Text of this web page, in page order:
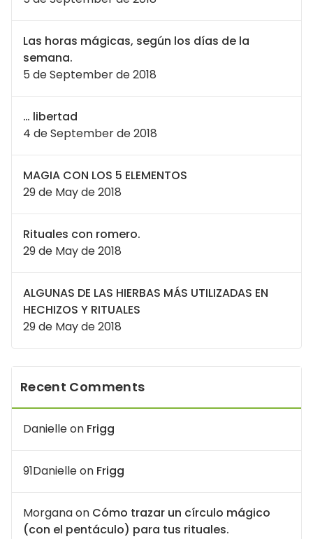
Las horas mágicas, según los días de la
semana.
5 de September de 2018
… libertad
4 de September de 2018
MAGIA CON LOS 5 ELEMENTOS
29 de May de 2018
Rituales con romero.
29 de May de 2018
ALGUNAS DE LAS HIERBAS MÁS UTILIZADAS EN
HECHIZOS Y RITUALES
29 de May de 2018
Recent Comments
Danielleon Frigg
91Danielleon Frigg
Morganaon Cómo trazar un círculo mágico
(con el pentáculo) para tus rituales.